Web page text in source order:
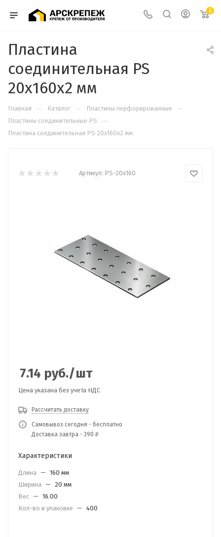
0
Пластина
соединительная PS
20х160х2 мм
Главная — Каталог — Пластины перфорированные —
Пластины соединительные PS —
Пластина соединительная PS 20х160х2 мм
Артикул: PS-20х160
7.14 руб./шт
Цена указана без учета НДС
Рассчитать доставку
Самовывоз сегодня - бесплатно
Доставка завтра - 390 ₽
Характеристики
Длина — 160 мм
Ширина — 20 мм
Вес — 16.00
Кол-во в упаковке
— 400